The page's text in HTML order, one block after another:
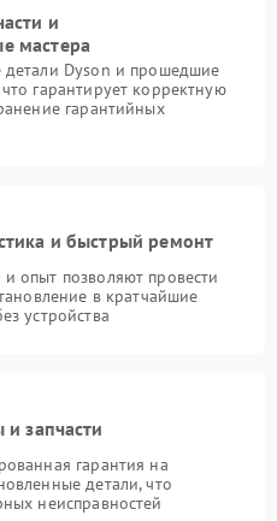
и
мастера
детали Dyson и прошедшие
гарантирует корректную
гарантийных
и быстрый ремонт
опыт позволяют провести
в кратчайшие
устройства
и запчасти
гарантия на
детали, что
неисправностей